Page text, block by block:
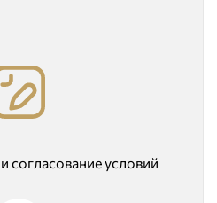
согласование условий